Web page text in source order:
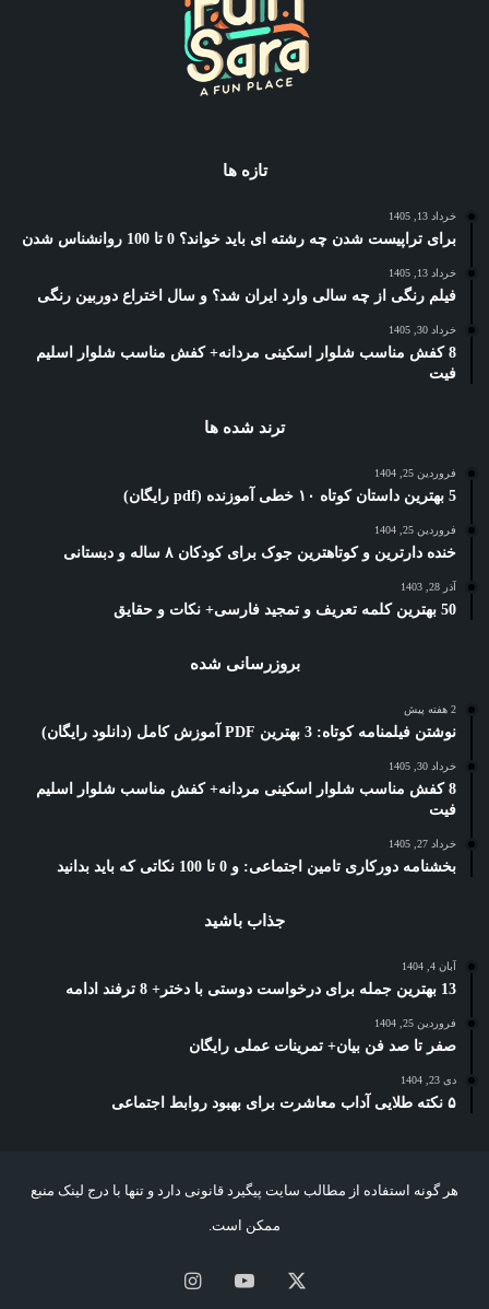
تازه ها
خرداد 13, 1405
برای تراپیست شدن چه رشته ای باید خواند؟ 0 تا 100 روانشناس شدن
خرداد 13, 1405
فیلم رنگی از چه سالی وارد ایران شد؟ و سال اختراع دوربین رنگی
خرداد 30, 1405
8 کفش مناسب شلوار اسکینی مردانه+ کفش مناسب شلوار اسلیم
فیت
ترند شده ها
فروردین 25, 1404
5 بهترین داستان کوتاه ۱۰ خطی آموزنده (pdf رایگان)
فروردین 25, 1404
خنده دارترین و کوتاهترین جوک برای کودکان ۸ ساله و دبستانی
آذر 28, 1403
50 بهترین کلمه تعریف و تمجید فارسی+ نکات و حقایق
بروزرسانی شده
2 هفته پیش
نوشتن فیلمنامه کوتاه: 3 بهترین PDF آموزش کامل (دانلود رایگان)
خرداد 30, 1405
8 کفش مناسب شلوار اسکینی مردانه+ کفش مناسب شلوار اسلیم
فیت
خرداد 27, 1405
بخشنامه دورکاری تامین اجتماعی: و 0 تا 100 نکاتی که باید بدانید
جذاب باشید
آبان 4, 1404
13 بهترین جمله برای درخواست دوستی با دختر+ 8 ترفند ادامه
فروردین 25, 1404
صفر تا صد فن بیان+ تمرینات عملی رایگان
دی 23, 1404
۵ نکته طلایی آداب معاشرت برای بهبود روابط اجتماعی
هر گونه استفاده از مطالب سایت پیگیرد قانونی دارد و تنها با درج لینک منبع
ممکن است.
یوتیوباینستاگرام